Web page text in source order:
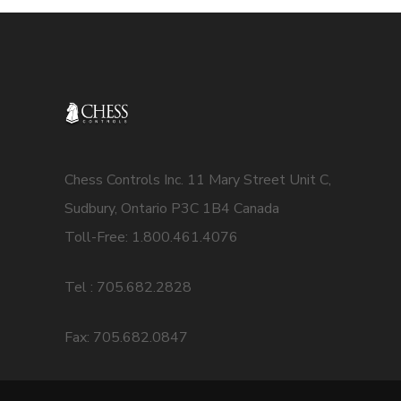
Chess Controls Inc. 11 Mary Street Unit C,
Sudbury, Ontario P3C 1B4 Canada
Toll-Free: 1.800.461.4076
Tel : 705.682.2828
Fax: 705.682.0847